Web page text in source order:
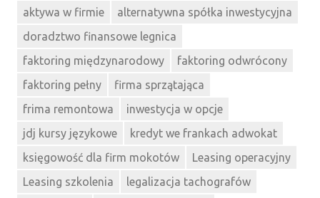
aktywa w firmie
alternatywna spółka inwestycyjna
doradztwo finansowe legnica
faktoring międzynarodowy
faktoring odwrócony
faktoring pełny
firma sprzątająca
frima remontowa
inwestycja w opcje
jdj kursy językowe
kredyt we frankach adwokat
księgowość dla firm mokotów
Leasing operacyjny
Leasing szkolenia
legalizacja tachografów